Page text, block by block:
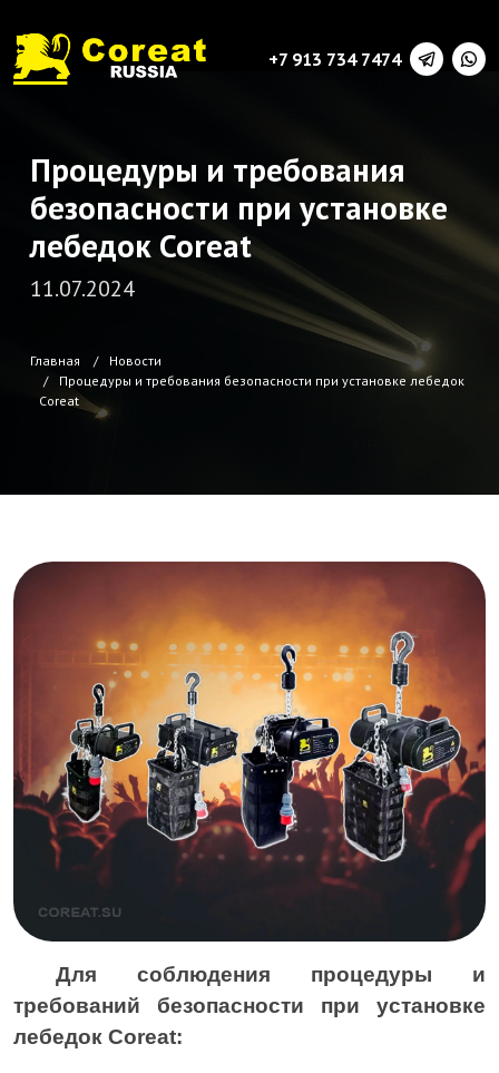
+7 913 734 7474
Процедуры и требования
безопасности при установке
лебедок Coreat
11.07.2024
Главная
Новости
Процедуры и требования безопасности при установке лебедок
Coreat
Для соблюдения процедуры и
требований безопасности при установке
лебедок Coreat: